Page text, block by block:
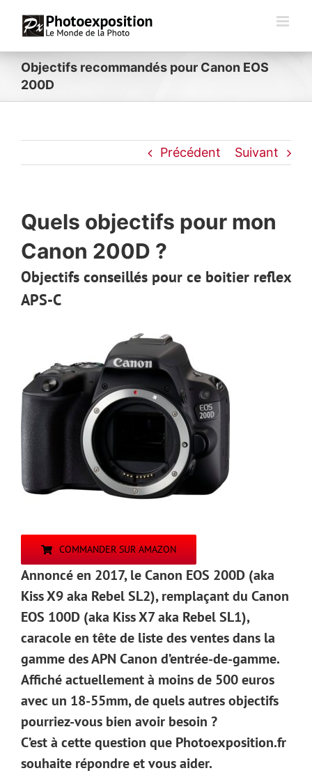
Objectifs recommandés pour Canon EOS
200D
Précédent Suivant
Quels objectifs pour mon
Canon 200D ?
Objectifs conseillés pour ce boitier reflex
APS-C
COMMANDER SUR AMAZON
Annoncé en 2017, le Canon EOS 200D (aka
Kiss X9 aka Rebel SL2), remplaçant du Canon
EOS 100D (aka Kiss X7 aka Rebel SL1),
caracole en tête de liste des ventes dans la
gamme des APN Canon d’entrée-de-gamme.
Affiché actuellement à moins de 500 euros
avec un 18-55mm, de quels autres objectifs
pourriez-vous bien avoir besoin ?
C’est à cette question que Photoexposition.fr
souhaite répondre et vous aider.